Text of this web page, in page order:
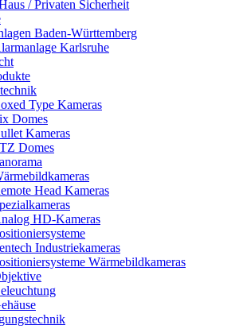
/ Privaten Sicherheit
Baden-Württemberg
Karlsruhe
Type Kameras
Domes
Kameras
Domes
Head Kameras
HD-Kameras
Industriekameras
Wärmebildkameras